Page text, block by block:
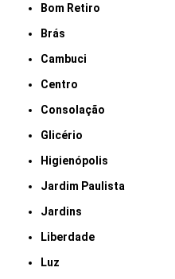
Bom Retiro
Brás
Cambuci
Centro
Consolação
Glicério
Higienópolis
Jardim Paulista
Jardins
Liberdade
Luz